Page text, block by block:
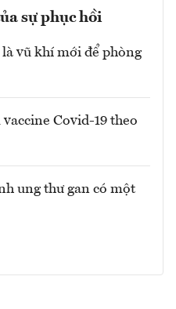
sự phục hồi
vũ khí mới để phòng
Covid-19 theo
ung thư gan có một